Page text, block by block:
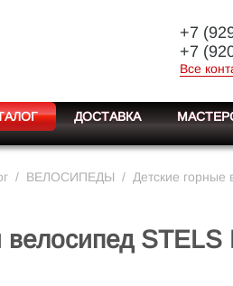
+7
+7
Все
ДОСТАВКА
/ ВЕЛОСИПЕДЫ / Детские горные
велосипед